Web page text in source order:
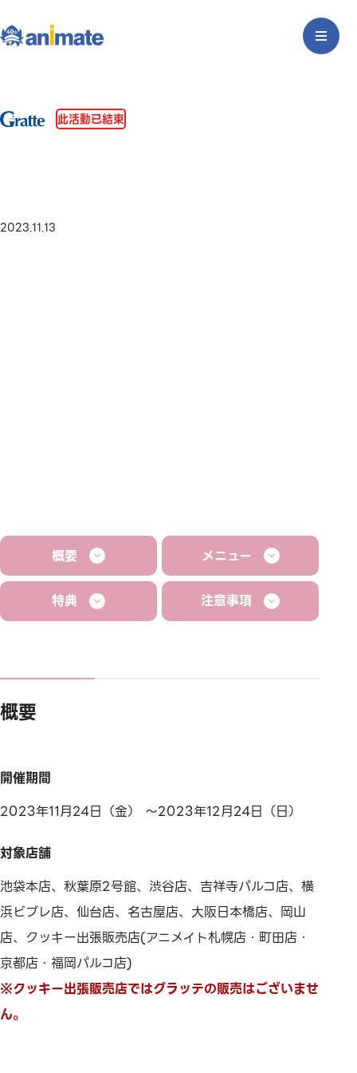
此活動已結束
2023.11.13
概要 メニュー
特典 注意事項
概要
開催期間
2023年11月24日（金） ～2023年12月24日（日）
対象店舗
池袋本店、秋葉原2号館、渋谷店、吉祥寺パルコ店、横
浜ビブレ店、仙台店、名古屋店、大阪日本橋店、岡山
店、クッキー出張販売店(アニメイト札幌店・町田店・
京都店・福岡パルコ店)
※クッキー出張販売店ではグラッテの販売はございませ
ん。